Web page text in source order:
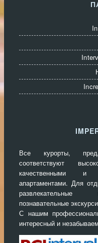
Все курорты,
соответствуют
качественными и
апартаментами. Для
развлекательные
познавательные
С нашим
интересный и